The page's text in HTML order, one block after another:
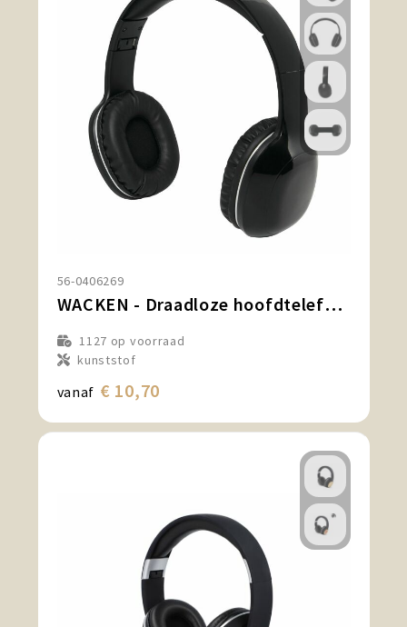
56-0406269
WACKEN - Draadloze hoofdtelefoon
1127 op voorraad
kunststof
vanaf € 10,70